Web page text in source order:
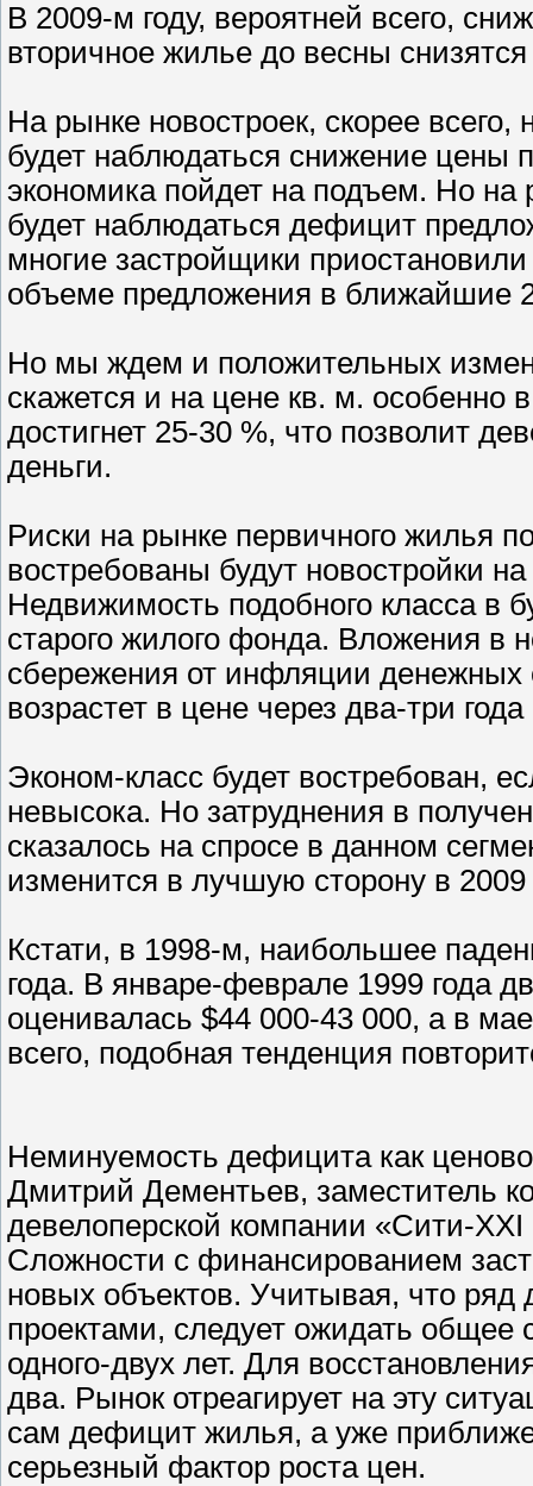
В 2009-м году, вероятней всего,
вторичное жилье до весны
На рынке новостроек, скорее всего,
будет наблюдаться снижение цены
экономика пойдет на подъем. Но на
будет наблюдаться дефицит
многие застройщики
объеме предложения в ближайшие
Но мы ждем и положительных
скажется и на цене кв. м. особенно
достигнет 25-30 %, что позволит
деньги.
Риски на рынке первичного жилья
востребованы будут новостройки
Недвижимость подобного класса в
старого жилого фонда. Вложения в
сбережения от инфляции денежных
возрастет в цене через два-три
Эконом-класс будет востребован,
невысока. Но затруднения в
сказалось на спросе в данном
изменится в лучшую сторону в 2009
Кстати, в 1998-м, наибольшее
года. В январе-феврале 1999 года
оценивалась $44 000-43 000, а в
всего, подобная тенденция
Неминуемость дефицита как
Дмитрий Дементьев, заместитель
девелоперской компании «Сити-XXI
Сложности с финансированием
новых объектов. Учитывая, что ряд
проектами, следует ожидать
одного-двух лет. Для
два. Рынок отреагирует на эту
сам дефицит жилья, а уже
серьезный фактор роста цен.